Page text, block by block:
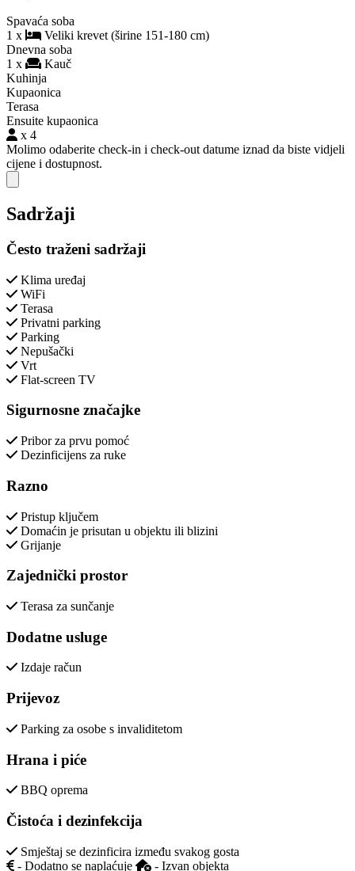
Spavaća soba
1 x
Veliki krevet (širine 151-180 cm)
Dnevna soba
1 x
Kauč
Kuhinja
Kupaonica
Terasa
Ensuite kupaonica
x 4
Molimo odaberite check-in i check-out datume iznad da biste vidjeli
cijene i dostupnost.
Close modal
Sadržaji
Često traženi sadržaji
Klima uređaj
WiFi
Terasa
Privatni parking
Parking
Nepušački
Vrt
Flat-screen TV
Sigurnosne značajke
Pribor za prvu pomoć
Dezinficijens za ruke
Razno
Pristup ključem
Domaćin je prisutan u objektu ili blizini
Grijanje
Zajednički prostor
Terasa za sunčanje
Dodatne usluge
Izdaje račun
Prijevoz
Parking za osobe s invaliditetom
Hrana i piće
BBQ oprema
Čistoća i dezinfekcija
Smještaj se dezinficira između svakog gosta
- Dodatno se naplaćuje
- Izvan objekta